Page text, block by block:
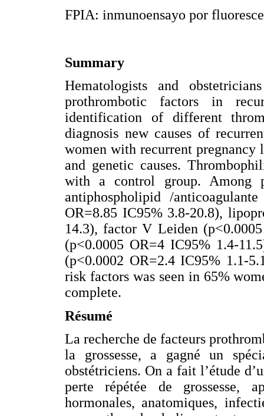
FPIA: inmunoensayo por
Summary
Hematologists and
prothrombotic factors in
identification of different
diagnosis new causes of
women with recurrent
and genetic causes.
with a control group. Among
antiphospholipid /
OR=8.85 IC95% 3.8-20.8),
14.3), factor V Leiden
(p<0.0005 OR=4 IC95% 1.4-
(p<0.0002 OR=2.4 IC95% 1.1-
risk factors was seen in 65%
complete.
Résumé
La recherche de facteurs
la grossesse, a gagné un
obstétriciens. On a fait l’étude
perte répétée de grossesse,
hormonales, anatomiques,